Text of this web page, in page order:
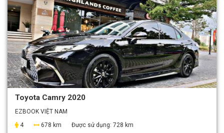
Toyota Camry 2020
EZBOOK VIỆT NAM
4
678 km Được sử dụng: 728 km